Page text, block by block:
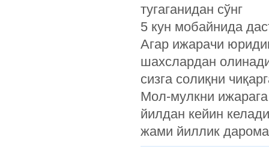
тугаганидан сўнг
5 кун мобайнида
Агар ижарачи
шахслардан
сизга солиқни
Мол-мулкни
йилдан кейин
жами йиллик